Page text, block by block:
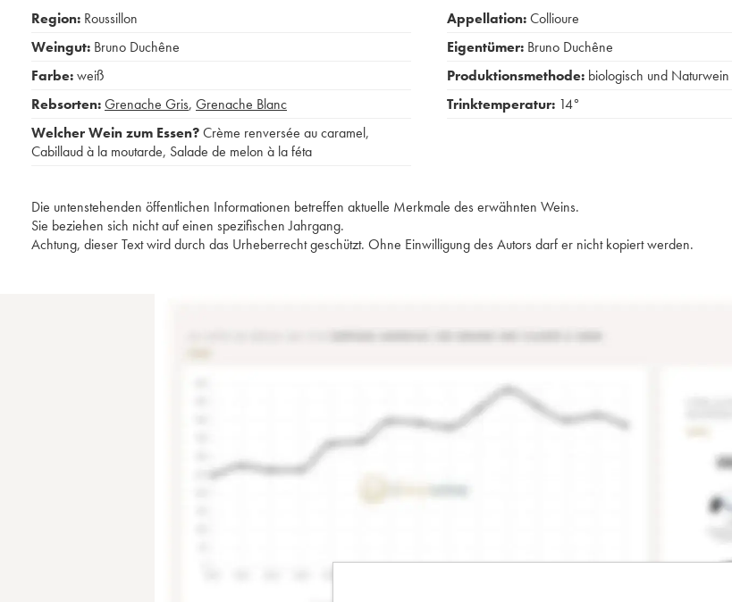
Region: Roussillon
Weingut: Bruno Duchêne
Farbe:weiß
Rebsorten:Grenache Gris, Grenache Blanc
Welcher Wein zum Essen?Crème renversée au caramel,
Cabillaud à la moutarde, Salade de melon à la féta
Appellation:Collioure
Eigentümer: Bruno Duchêne
Produktionsmethode: biologisch und Naturwein
Trinktemperatur: 14°
Die untenstehenden öffentlichen Informationen betreffen aktuelle Merkmale des erwähnten Weins.
Sie beziehen sich nicht auf einen spezifischen Jahrgang.
Achtung, dieser Text wird durch das Urheberrecht geschützt. Ohne Einwilligung des Autors darf er nicht kopiert werden.